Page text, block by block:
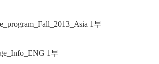
1 부
1 부